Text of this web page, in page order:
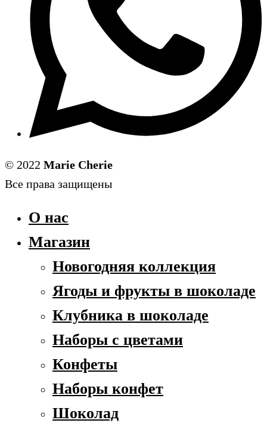
© 2022 Marie Cherie
Все права защищены
О нас
Магазин
Новогодняя коллекция
Ягоды и фрукты в шоколаде
Клубника в шоколаде
Наборы с цветами
Конфеты
Наборы конфет
Шоколад